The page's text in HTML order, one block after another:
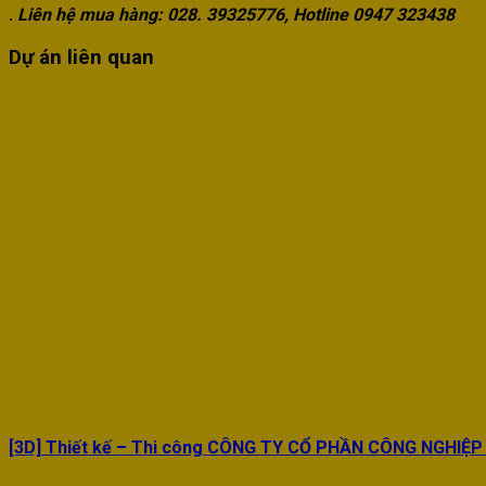
. Liên hệ mua hàng: 028. 39325776, Hotline 0947 323438
Dự án liên quan
[3D] Thiết kế – Thi công CÔNG TY CỔ PHẦN CÔNG NGHIỆP